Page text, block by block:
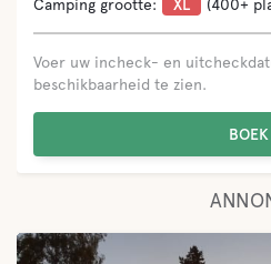
Camping grootte: XL (400+
Voer uw incheck- en
beschikbaarheid te zien.
BOEK